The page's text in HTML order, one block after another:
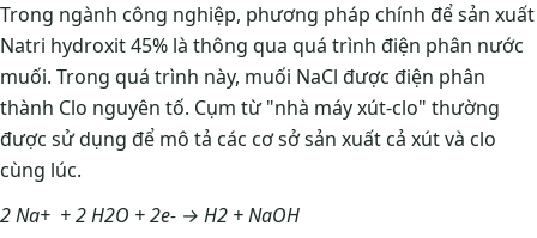
Trong ngành công nghiệp, phương pháp chính để sản xuất
Natri hydroxit 45% là thông qua quá trình điện phân nước
muối. Trong quá trình này, muối NaCl được điện phân
thành Clo nguyên tố. Cụm từ "nhà máy xút-clo" thường
được sử dụng để mô tả các cơ sở sản xuất cả xút và clo
cùng lúc.
2 Na+ + 2 H2O + 2e- → H2 + NaOH